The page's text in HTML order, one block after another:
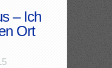
– Ich
Ort